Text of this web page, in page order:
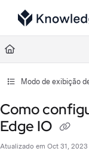
Documentation
Fetch the complete
Use this file to discover all
Modo de exibição
Como
Edge IO
Atualizado em Oct 31, 2023